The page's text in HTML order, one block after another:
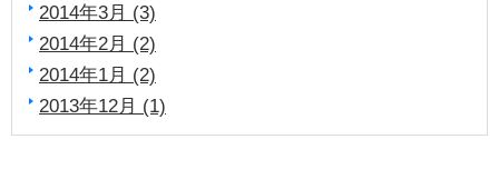
2014年3月 (3)
2014年2月 (2)
2014年1月 (2)
2013年12月 (1)